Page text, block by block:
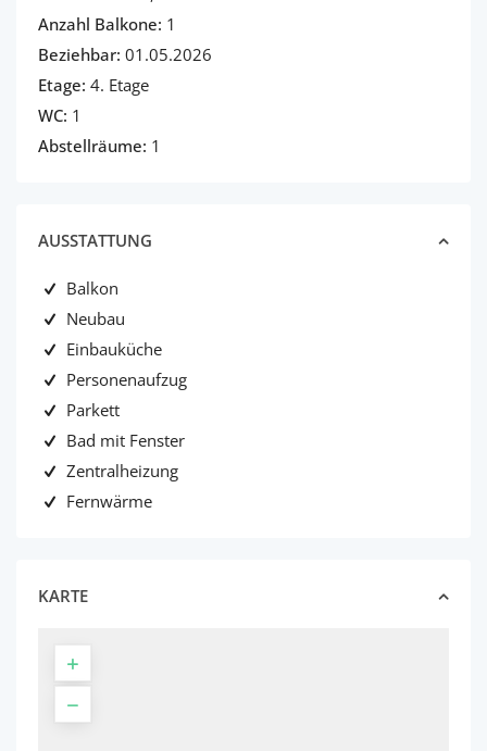
Anzahl Balkone: 1
Beziehbar: 01.05.2026
Etage: 4. Etage
WC: 1
Abstellräume: 1
AUSSTATTUNG
Balkon
Neubau
Einbauküche
Personenaufzug
Parkett
Bad mit Fenster
Zentralheizung
Fernwärme
KARTE